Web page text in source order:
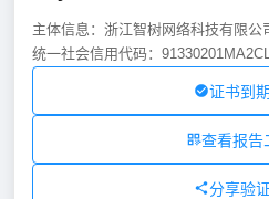
主体信息：浙江智树网络科技有限公
统一社会信用代码：
证书到
查看报告
分享验